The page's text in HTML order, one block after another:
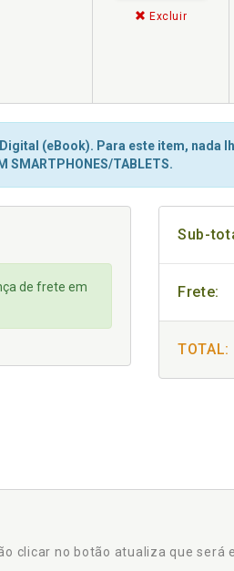
Excluir
(eBook). Para este item, nada
SMARTPHONES/TABLETS.
de frete em
Sub-
Frete:
TOTAL:
clicar no botão atualiza que será